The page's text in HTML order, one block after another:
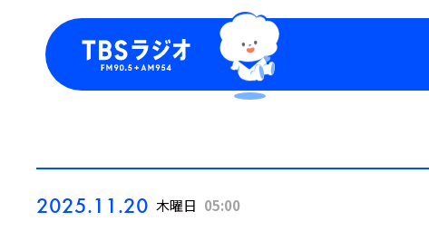
Podcast
2025.11.20 木曜日 05:00